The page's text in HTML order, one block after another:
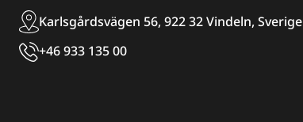
Karlsgårdsvägen 56, 922 32 Vindeln, Sverige
+46 933 135 00